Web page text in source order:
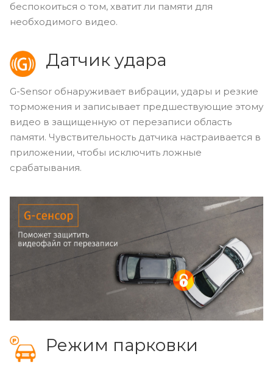
беспокоиться о том, хватит ли памяти для
необходимого видео.
Датчик удара
G-Sensor обнаруживает вибрации, удары и резкие
торможения и записывает предшествующие этому
видео в защищенную от перезаписи область
памяти. Чувствительность датчика настраивается в
приложении, чтобы исключить ложные
срабатывания.
Режим парковки